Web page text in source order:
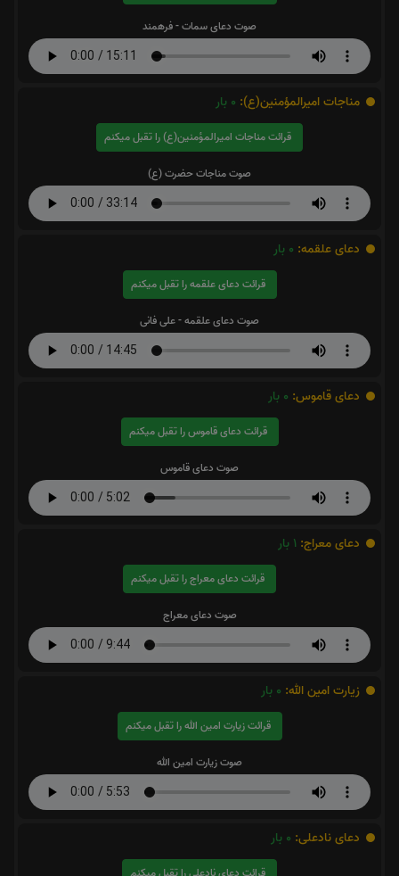
صوت دعای سمات - فرهمند
مناجات اميرالمؤمنين(ع): 0 بار
قرائت مناجات اميرالمؤمنين(ع) را تقبل میکنم
صوت مناجات حضرت (ع)
دعای علقمه: 0 بار
قرائت دعای علقمه را تقبل میکنم
صوت دعای علقمه - علی فانی
دعای قاموس: 0 بار
قرائت دعای قاموس را تقبل میکنم
صوت دعای قاموس
دعای معراج: 1 بار
قرائت دعای معراج را تقبل میکنم
صوت دعای معراج
زیارت امین الله: 0 بار
قرائت زیارت امین الله را تقبل میکنم
صوت زیارت امین الله
دعای نادعلی: 0 بار